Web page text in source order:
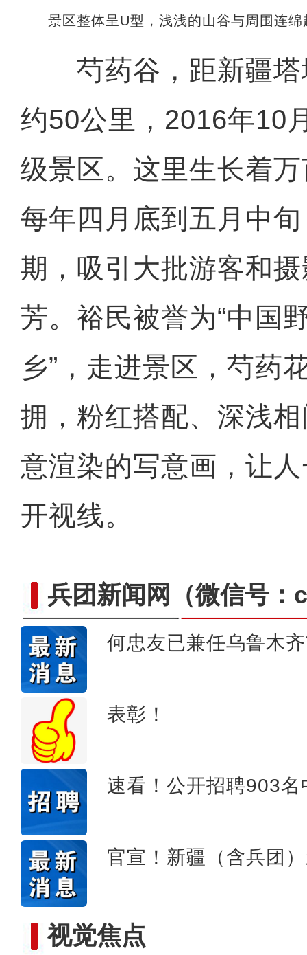
景区整体呈U型，浅浅的山谷与周围连
芍药谷，距新疆塔
约50公里，2016年10
级景区。这里生长着
每年四月底到五月中
期，吸引大批游客和
芳。裕民被誉为“中国
乡”，走进景区，芍药
拥，粉红搭配、深浅
意渲染的写意画，让
开视线。
兵团新闻网 （微信号
何忠友已兼任乌鲁木
表彰！
速看！公开招聘903名
官宣！新疆（含兵团
视觉焦点